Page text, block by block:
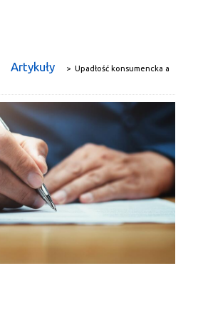
Artykuły > Upadłość konsumencka a